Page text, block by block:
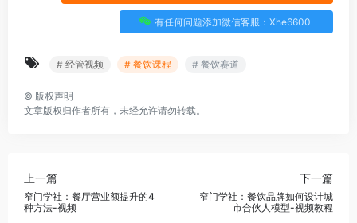
有任何问题添加微信客服：Xhe6600
# 经管视频 # 餐饮课程 # 餐饮赛道
© 版权声明
文章版权归作者所有，未经允许请勿转载。
上一篇
窄门学社：餐厅营业额提升的4
种方法-视频
下一篇
窄门学社：餐饮品牌如何设计城
市合伙人模型-视频教程